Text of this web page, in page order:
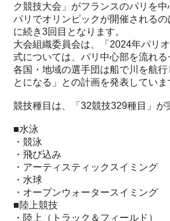
ク競技大会」がフランスのパリを中
パリでオリンピックが開催される
に続き3回目となります。
大会組織委員会は、「2024年パリ
式については、パリ中心部を流れる
各国・地域の選手団は船で川を航行
とになる」との計画を発表していま
競技種目は、「32競技329種目」が
■水泳
・競泳
・飛び込み
・アーティスティックスイミング
・水球
・オープンウォータースイミング
■陸上競技
・陸上（トラック＆フィールド）